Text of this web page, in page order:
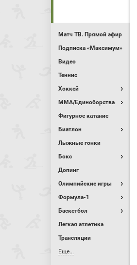
Матч ТВ. Прямой эфир
Подписка «Максимум»
Видео
Теннис
Хоккей
MMA/Единоборства
Фигурное катание
Биатлон
Лыжные гонки
Бокс
Допинг
Олимпийские игры
Формула-1
Баскетбол
Легкая атлетика
Трансляции
Еще...